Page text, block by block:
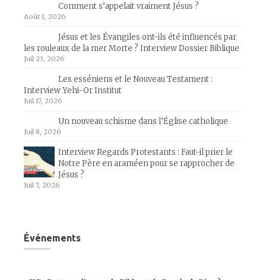
Comment s’appelait vraiment Jésus ?
Août 1, 2026
Jésus et les Évangiles ont-ils été influencés par
les rouleaux de la mer Morte ? Interview Dossier Biblique
Juil 23, 2026
Les esséniens et le Nouveau Testament :
Interview Yehi-Or Institut
Juil 17, 2026
Un nouveau schisme dans l’Église catholique
Juil 8, 2026
Interview Regards Protestants : Faut-il prier le
Notre Père en araméen pour se rapprocher de
Jésus ?
Juil 7, 2026
Événements